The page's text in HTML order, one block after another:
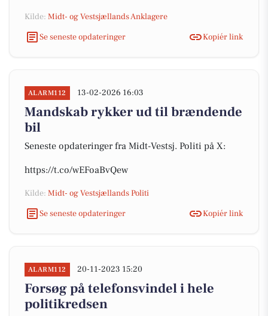
Kilde: Midt- og Vestsjællands Anklagere
Se seneste opdateringer
Kopiér link
ALARM112 13-02-2026 16:03
Mandskab rykker ud til brændende
bil
Seneste opdateringer fra Midt-Vestsj. Politi på X:
https://t.co/wEFoaBvQew
Kilde: Midt- og Vestsjællands Politi
Se seneste opdateringer
Kopiér link
ALARM112 20-11-2023 15:20
Forsøg på telefonsvindel i hele
politikredsen